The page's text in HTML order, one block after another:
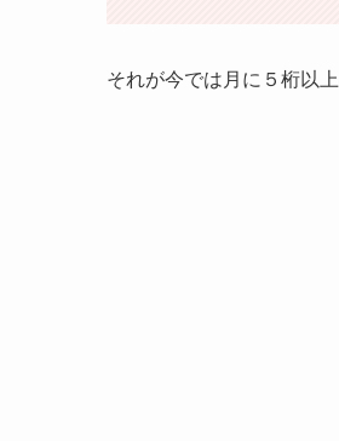
それが今では月に５桁以